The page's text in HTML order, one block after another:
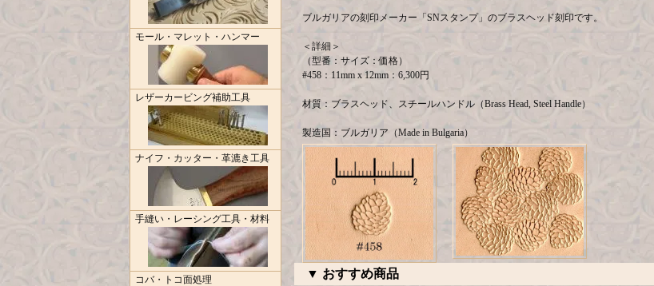
モール・マレット・ハンマー
レザーカービング補助工具
ナイフ・カッター・革漉き工具
手縫い・レーシング工具・材料
コバ・トコ面処理
ブルガリアの刻印メーカー「SNスタンプ」のブラスヘッド刻印です。
＜詳細＞
（型番：サイズ：価格）
#458：11mm x 12mm：6,300円
材質：ブラスヘッド、スチールハンドル（Brass Head, Steel Handle）
製造国：ブルガリア（Made in Bulgaria）
▼ おすすめ商品